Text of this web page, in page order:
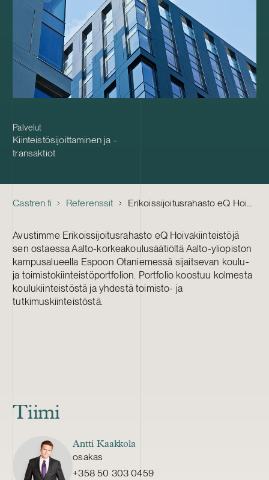
Palvelut
Kiinteistösijoittaminen ja -
transaktiot
Castren.fi Referenssit Erikoissijoitusrahasto eQ Hoivakiinteistöt – Koulu- ja toimistokiinteistöportfolion osto
Avustimme Erikoissijoitusrahasto eQ Hoivakiinteistöjä
sen ostaessa Aalto-korkeakoulusäätiöltä Aalto-yliopiston
kampusalueella Espoon Otaniemessä sijaitsevan koulu-
ja toimistokiinteistöportfolion. Portfolio koostuu kolmesta
koulukiinteistöstä ja yhdestä toimisto- ja
tutkimuskiinteistöstä.
Tiimi
Antti Kaakkola
osakas
+358 50 303 0459